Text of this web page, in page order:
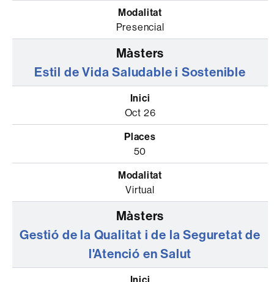
Presencial
Estil de Vida Saludable i Sostenible
Oct 26
50
Virtual
Gestió de la Qualitat i de la Seguretat de
l'Atenció en Salut